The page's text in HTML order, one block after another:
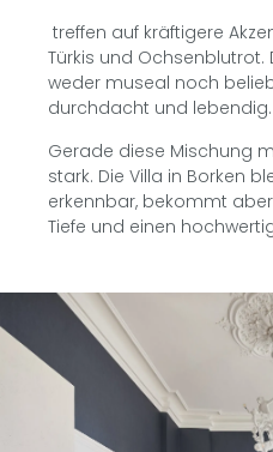
treffen auf kräftigere
Türkis und
weder museal noch
durchdacht und lebendig.
Gerade diese Mischung
stark. Die Villa in Borken
erkennbar, bekommt
Tiefe und einen